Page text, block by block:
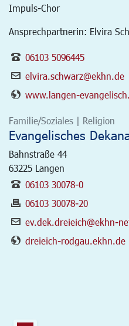
Impuls-Chor
Ansprechpartnerin: Elvira
06103 5096445
elvira.schwarz@ekhn.de
www.langen-
Familie/Soziales | Religion
Evangelisches
Bahnstraße 44
63225 Langen
06103 30078-0
06103 30078-20
ev.dek.dreieich@ekhn-
dreieich-rodgau.ekhn.de